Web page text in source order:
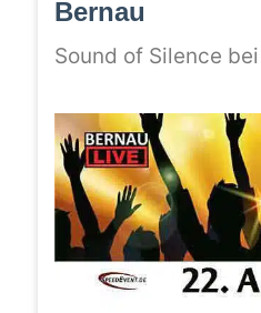
Bernau
Sound of Silence